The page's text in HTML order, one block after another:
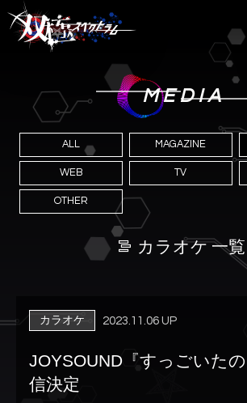
MEDIA
ALL MAGAZINE
WEB TV
OTHER
カラオケ 一覧
カラオケ 2023.11.06 UP
JOYSOUND『すっごいた
信決定